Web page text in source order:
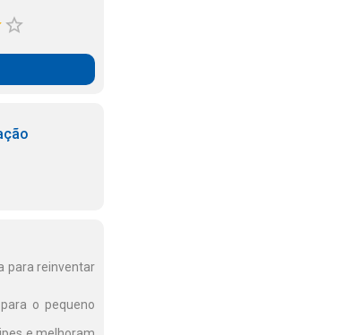
para reinventar
o pequeno